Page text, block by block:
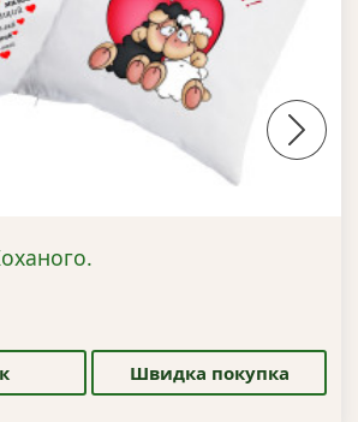
Швидка покупка
Next